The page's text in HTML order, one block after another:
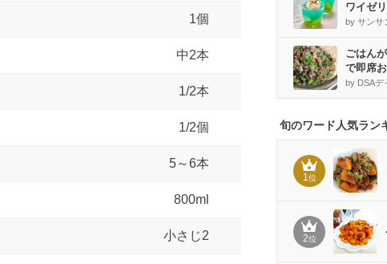
1個
中2本
1/2本
1/2個
5～6本
800ml
小さじ2
ワイゼ
by サンサ
ごはん
で即席
by DSAデ
旬のワード人気ラン
1位
2位